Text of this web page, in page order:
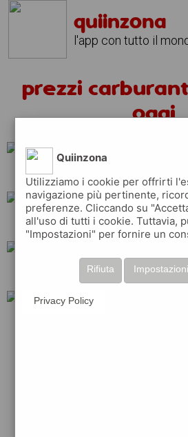
quiinzona
l'app con tutto il
prezzi
oggi
api
esso erg
ip
Quiinzona
Utilizziamo i cookie per offrirti
navigazione più pertinente,
preferenze. Cliccando su
all'uso di tutti i cookie. Tuttavia,
"Impostazioni" per fornire un
Impostazioni
Rifiuta
Privacy Policy